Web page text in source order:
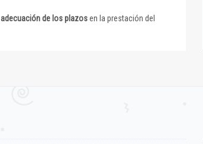
adecuación de los plazosen la prestación del